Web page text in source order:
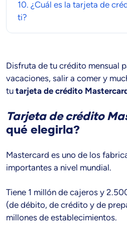
10. ¿Cuál es la tarjeta de
ti?
Disfruta de tu crédito mensual
vacaciones, salir a comer y
tu tarjeta de crédito
Tarjeta de crédito
qué elegirla?
Mastercard es uno de los
importantes a nivel mundial.
Tiene 1 millón de cajeros y
(de débito, de crédito y de
millones de establecimientos.